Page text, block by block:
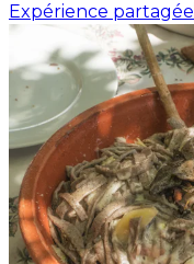
Expérience partagée